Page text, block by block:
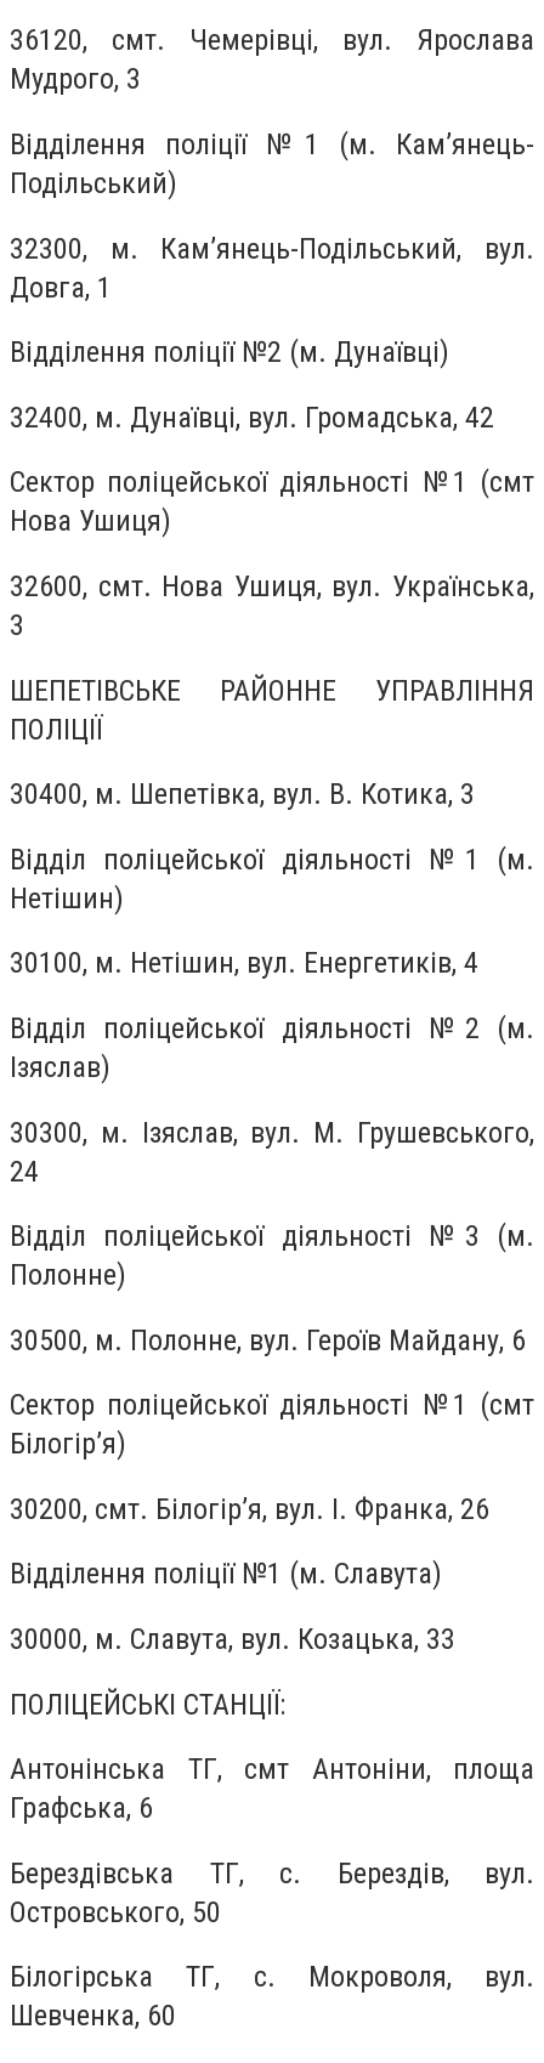
36120, смт. Чемерівці, вул. Ярослава
Мудрого, 3
Відділення поліції №1 (м. Кам’янець-
Подільський)
32300, м. Кам’янець-Подільський, вул.
Довга, 1
Відділення поліції №2 (м. Дунаївці)
32400, м. Дунаївці, вул. Громадська, 42
Сектор поліцейської діяльності №1 (смт
Нова Ушиця)
32600, смт. Нова Ушиця, вул. Українська,
3
ШЕПЕТІВСЬКЕ РАЙОННЕ УПРАВЛІННЯ
ПОЛІЦІЇ
30400, м. Шепетівка, вул. В. Котика, 3
Відділ поліцейської діяльності №1 (м.
Нетішин)
30100, м. Нетішин, вул. Енергетиків, 4
Відділ поліцейської діяльності №2 (м.
Ізяслав)
30300, м. Ізяслав, вул. М. Грушевського,
24
Відділ поліцейської діяльності №3 (м.
Полонне)
30500, м. Полонне, вул. Героїв Майдану, 6
Сектор поліцейської діяльності №1 (смт
Білогір’я)
30200, смт. Білогір’я, вул. І. Франка, 26
Відділення поліції №1 (м. Славута)
30000, м. Славута, вул. Козацька, 33
ПОЛІЦЕЙСЬКІ СТАНЦІЇ:
Антонінська ТГ, смт Антоніни, площа
Графська, 6
Берездівська ТГ, с. Берездів, вул.
Островського, 50
Білогірська ТГ, с. Мокроволя, вул.
Шевченка, 60